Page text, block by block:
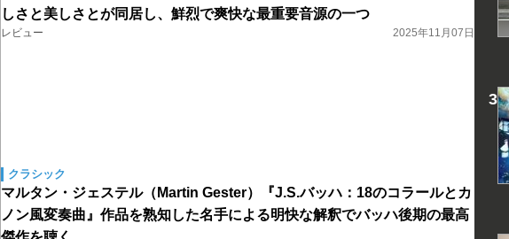
しさと美しさとが同居し、鮮烈で爽快な最重要音源の一つ
レビュー 2025年11月07日
クラシック
マルタン・ジェステル（Martin Gester）『J.S.バッハ：18のコラールとカ
ノン風変奏曲』作品を熟知した名手による明快な解釈でバッハ後期の最高